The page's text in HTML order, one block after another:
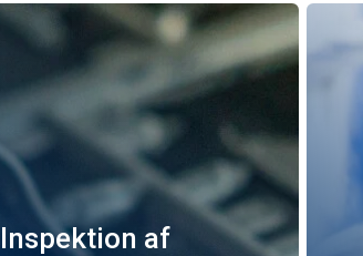
Inspektion af